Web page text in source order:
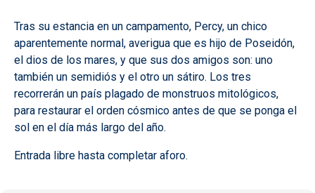
Tras su estancia en un campamento, Percy, un chico
aparentemente normal, averigua que es hijo de Poseidón,
el dios de los mares, y que sus dos amigos son: uno
también un semidiós y el otro un sátiro. Los tres
recorrerán un país plagado de monstruos mitológicos,
para restaurar el orden cósmico antes de que se ponga el
sol en el día más largo del año.
Entrada libre hasta completar aforo.